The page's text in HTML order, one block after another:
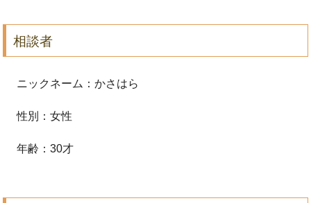
相談者
ニックネーム：かさはら
性別：女性
年齢：30才